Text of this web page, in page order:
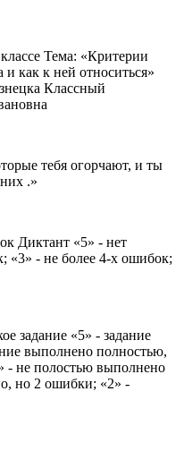
Тема: «Критерии
как к ней относиться»
Классный
тебя огорчают, и ты
.»
Диктант «5» - нет
«3» - не более 4-х ошибок;
«5» - задание
выполнено полностью,
- не полостью выполнено
но 2 ошибки; «2» -